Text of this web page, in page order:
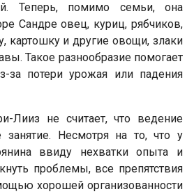
Теперь, помимо семьи, она
Сандре овец, куриц, рябчиков,
картошку и другие овощи, злаки
Такое разнообразие помогает
за потери урожая или падения
Лииз не считает, что ведение
занятие. Несмотря на то, что у
ввиду нехватки опыта и
проблемы, все препятствия
хорошей организованности